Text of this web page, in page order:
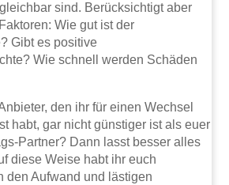
sind. Berücksichtigt aber
Wie gut ist der
Gibt es positive
Wie schnell werden Schäden
den ihr für einen Wechsel
habt, gar nicht günstiger ist als euer
Partner? Dann lasst besser alles
diese Weise habt ihr euch
den Aufwand und lästigen